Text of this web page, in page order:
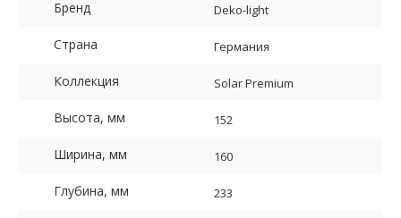
Бренд Deko-light
Страна Германия
Коллекция Solar Premium
Высота, мм 152
Ширина, мм 160
Глубина, мм 233